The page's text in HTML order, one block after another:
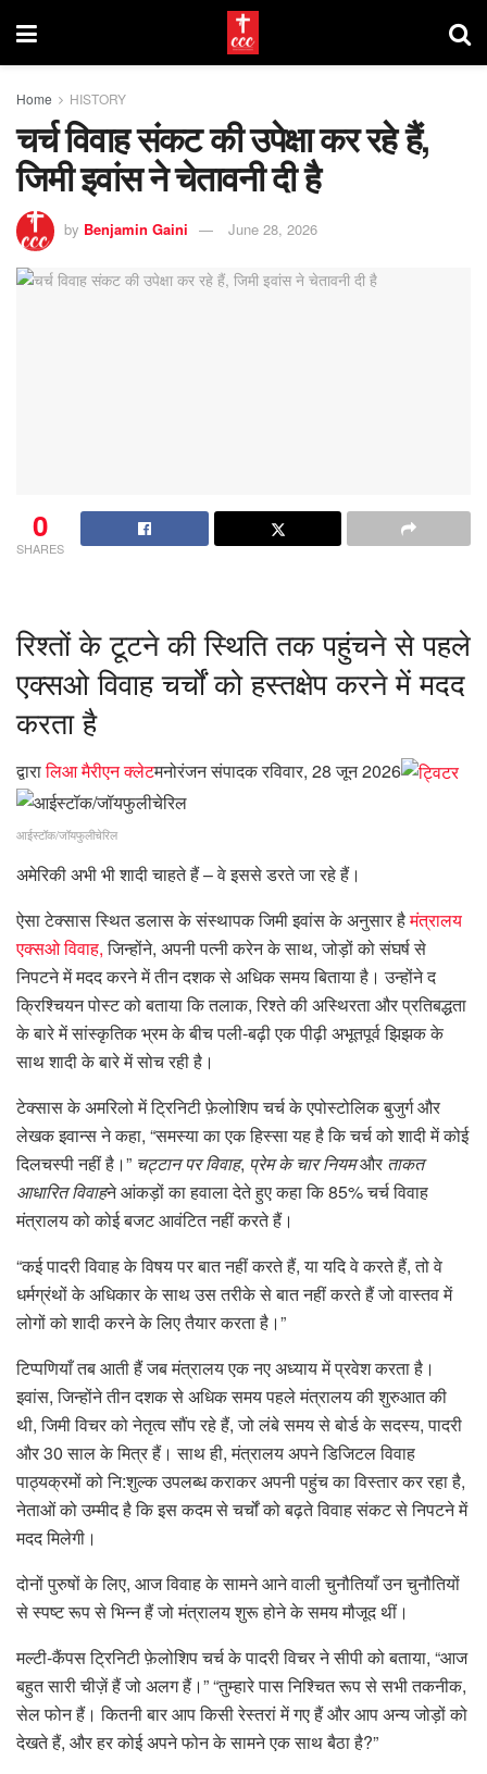
Home HISTORY
चर्च विवाह संकट की उपेक्षा कर रहे हैं,
जिमी इवांस ने चेतावनी दी है
by Benjamin Gaini June 28, 2026
0
SHARES
रिश्तों के टूटने की स्थिति तक पहुंचने से पहले
एक्सओ विवाह चर्चों को हस्तक्षेप करने में मदद
करता है
द्वारालिआ मैरीएन क्लेटमनोरंजन संपादकरविवार, 28 जून 2026
आईस्टॉक/जॉयफुलीचेरिल
अमेरिकी अभी भी शादी चाहते हैं – वे इससे डरते जा रहे हैं।
ऐसा टेक्सास स्थित डलास के संस्थापक जिमी इवांस के अनुसार हैमंत्रालय
एक्सओ विवाह,जिन्होंने, अपनी पत्नी करेन के साथ, जोड़ों को संघर्ष से
निपटने में मदद करने में तीन दशक से अधिक समय बिताया है। उन्होंने द
क्रिश्चियन पोस्ट को बताया कि तलाक, रिश्ते की अस्थिरता और प्रतिबद्धता
के बारे में सांस्कृतिक भ्रम के बीच पली-बढ़ी एक पीढ़ी अभूतपूर्व झिझक के
साथ शादी के बारे में सोच रही है।
टेक्सास के अमरिलो में ट्रिनिटी फ़ेलोशिप चर्च के एपोस्टोलिक बुजुर्ग और
लेखक इवान्स ने कहा, “समस्या का एक हिस्सा यह है कि चर्च को शादी में कोई
दिलचस्पी नहीं है।” चट्टान पर विवाह, प्रेम के चार नियमऔर ताकत
आधारित विवाहने आंकड़ों का हवाला देते हुए कहा कि 85% चर्च विवाह
मंत्रालय को कोई बजट आवंटित नहीं करते हैं।
“कई पादरी विवाह के विषय पर बात नहीं करते हैं, या यदि वे करते हैं, तो वे
धर्मग्रंथों के अधिकार के साथ उस तरीके से बात नहीं करते हैं जो वास्तव में
लोगों को शादी करने के लिए तैयार करता है।”
टिप्पणियाँ तब आती हैं जब मंत्रालय एक नए अध्याय में प्रवेश करता है।
इवांस, जिन्होंने तीन दशक से अधिक समय पहले मंत्रालय की शुरुआत की
थी, जिमी विचर को नेतृत्व सौंप रहे हैं, जो लंबे समय से बोर्ड के सदस्य, पादरी
और 30 साल के मित्र हैं। साथ ही, मंत्रालय अपने डिजिटल विवाह
पाठ्यक्रमों को नि:शुल्क उपलब्ध कराकर अपनी पहुंच का विस्तार कर रहा है,
नेताओं को उम्मीद है कि इस कदम से चर्चों को बढ़ते विवाह संकट से निपटने में
मदद मिलेगी।
दोनों पुरुषों के लिए, आज विवाह के सामने आने वाली चुनौतियाँ उन चुनौतियों
से स्पष्ट रूप से भिन्न हैं जो मंत्रालय शुरू होने के समय मौजूद थीं।
मल्टी-कैंपस ट्रिनिटी फ़ेलोशिप चर्च के पादरी विचर ने सीपी को बताया, “आज
बहुत सारी चीज़ें हैं जो अलग हैं।” “तुम्हारे पास निश्चित रूप से सभी तकनीक,
सेल फोन हैं। कितनी बार आप किसी रेस्तरां में गए हैं और आप अन्य जोड़ों को
देखते हैं, और हर कोई अपने फोन के सामने एक साथ बैठा है?”